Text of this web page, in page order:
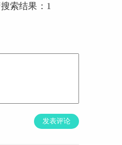
搜索结果：1
发表评论